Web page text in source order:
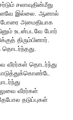
சலாவுதின்மீது
இல்லை. ஆனால்
போரை அமைதியாக
உடன்படவே போர்
திரும்பினார்.
தொடர்ந்தது.
வீரர்கள் தொடர்ந்து
வீரர்கள்
தடுப்புகள்